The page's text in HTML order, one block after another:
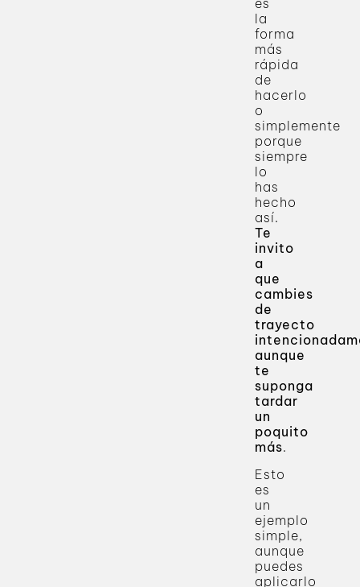
es
la
forma
más
rápida
de
hacerlo
o
simplemente
porque
siempre
lo
has
hecho
así.
Te
invito
a
que
cambies
de
trayecto
aunque
te
suponga
tardar
un
poquito
más.
Esto
es
un
ejemplo
simple,
aunque
puedes
aplicarlo